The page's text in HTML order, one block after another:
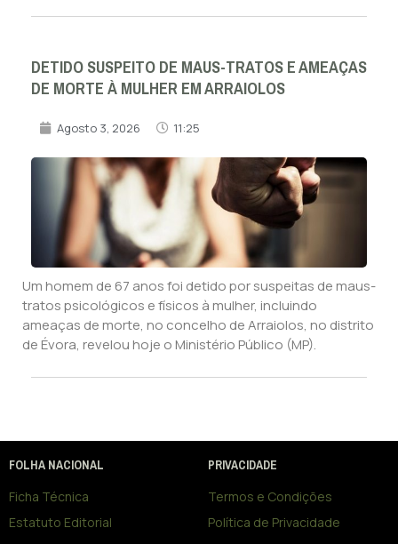
DETIDO SUSPEITO DE MAUS-TRATOS E AMEAÇAS
DE MORTE À MULHER EM ARRAIOLOS
Agosto 3, 2026 11:25
Um homem de 67 anos foi detido por suspeitas de maus-
tratos psicológicos e físicos à mulher, incluindo
ameaças de morte, no concelho de Arraiolos, no distrito
de Évora, revelou hoje o Ministério Público (MP).
FOLHA NACIONAL
Ficha Técnica
Estatuto Editorial
PRIVACIDADE
Termos e Condições
Política de Privacidade